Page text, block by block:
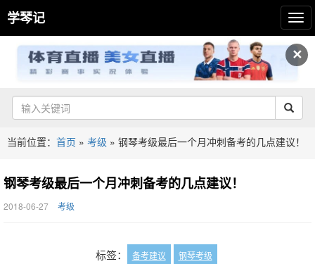
✕
学琴记
当前位置： 首页 » 考级 » 钢琴考级最后一个月冲刺备考的几点建议！
钢琴考级最后一个月冲刺备考的几点建议！
2018-06-27 考级
标签： 备考建议 钢琴考级